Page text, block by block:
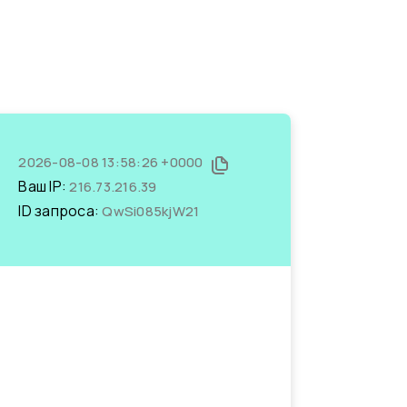
2026-08-08 13:58:26 +0000
Ваш IP:216.73.216.39
ID запроса:QwSi085kjW21